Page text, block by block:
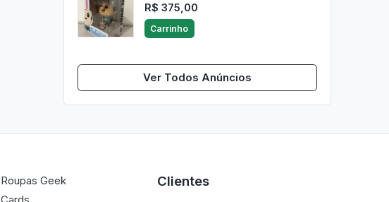
R$ 375,00
Carrinho
Ver Todos Anúncios
Roupas Geek
Cards
Clientes